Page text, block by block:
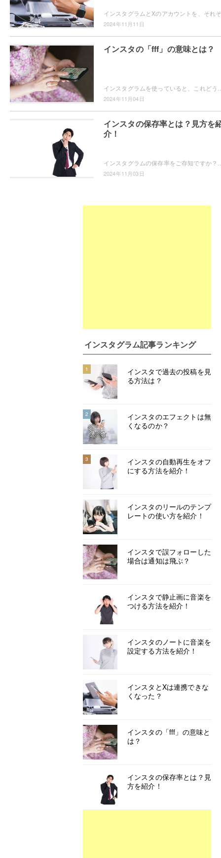
2024年11月11日
インスタの「fff」の意味とは？
2024年11月04日
インスタの保存率とは？見方を
介！
2024年11月03日
インスタグラム記事ランキング
1
インスタで過去の投稿を見
る方法は？
2
インスタのエフェクトは無
くなるのか？
3
インスタの自動再生をオフ
にする方法を紹介！
インスタのリールのテンプ
レートの使い方を紹介！
インスタで誤フォローした
場合は通知は飛ぶ？
インスタで静止画に音楽を
つける方法を紹介！
インスタのノートに音楽を
設定する方法を紹介！
インスタとXは連携できな
くなった？
インスタの「fff」の意味と
は？
インスタの保存率とは？見
方を紹介！